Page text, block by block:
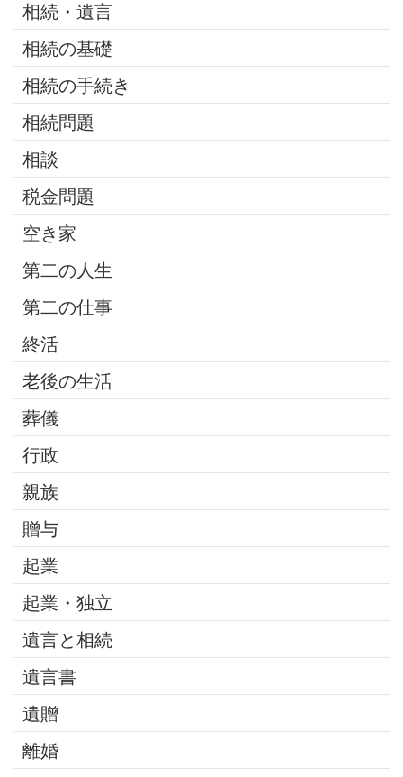
相続・遺言
相続の基礎
相続の手続き
相続問題
相談
税金問題
空き家
第二の人生
第二の仕事
終活
老後の生活
葬儀
行政
親族
贈与
起業
起業・独立
遺言と相続
遺言書
遺贈
離婚